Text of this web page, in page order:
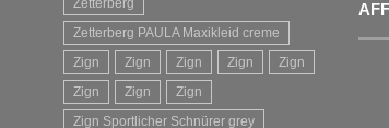
Zetterberg PAULA Maxikleid creme
Zign
Zign Zign Zign
Zign
Zign
Zign
Zign
Zign Sportlicher Schnürer grey